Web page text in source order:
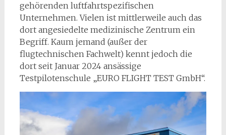
gehörenden luftfahrtspezifischen
Unternehmen. Vielen ist mittlerweile auch das
dort angesiedelte medizinische Zentrum ein
Begriff. Kaum jemand (außer der
flugtechnischen Fachwelt) kennt jedoch die
dort seit Januar 2024 ansässige
Testpilotenschule „EURO FLIGHT TEST GmbH“.